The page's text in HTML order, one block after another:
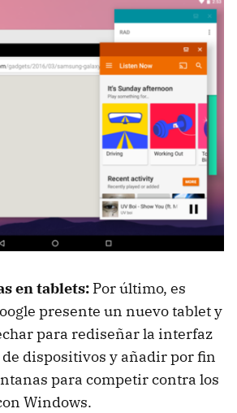
en tablets: Por último, es
presente un nuevo tablet y
para rediseñar la interfaz
dispositivos y añadir por fin
para competir contra los
Windows.